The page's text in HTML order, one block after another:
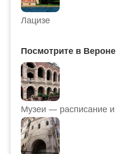
Лацизе
Посмотрите в Вероне